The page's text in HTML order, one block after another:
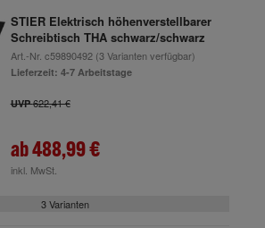
STIER Elektrisch höhenverstellbarer
Schreibtisch THA schwarz/schwarz
Art.-Nr. c59890492(3 Varianten verfügbar)
Lieferzeit: 4-7 Arbeitstage
UVP622,41 €
ab488,99 €
inkl. MwSt.
3 Varianten